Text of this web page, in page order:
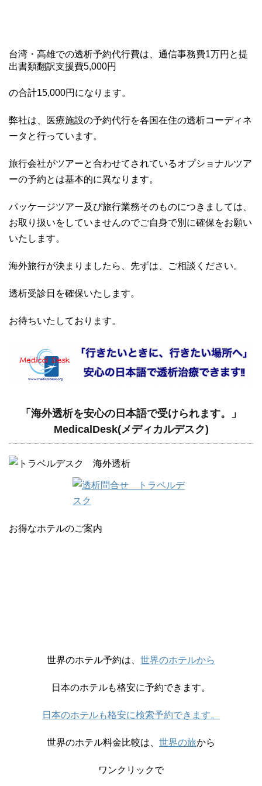
台湾・高雄での透析予約代行費は、通信事務費1万円と提
出書類翻訳支援費5,000円
の合計15,000円になります。
弊社は、医療施設の予約代行を各国在住の透析コーディネ
ータと行っています。
旅行会社がツアーと合わせてされているオプショナルツア
ーの予約とは基本的に異なります。
パッケージツアー及び旅行業務そのものにつきましては、
お取り扱いをしていませんのでご自身で別に確保をお願い
いたします。
海外旅行が決まりましたら、先ずは、ご相談ください。
透析受診日を確保いたします。
お待ちいたしております。
「海外透析を安心の日本語で受けられます。」
MedicalDesk(メディカルデスク)
お得なホテルのご案内
世界のホテル予約は、 世界のホテルから
日本のホテルも格安に予約できます。
日本のホテルも格安に検索予約できます。
世界のホテル料金比較は、 世界の旅から
ワンクリックで